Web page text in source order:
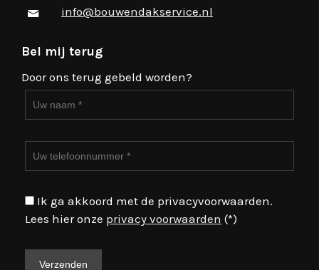
info@bouwendakservice.nl
Bel mij terug
Door ons terug gebeld worden?
Ik ga akkoord met de privacyvoorwaarden.
Lees hier onze privacy voorwaarden (*)